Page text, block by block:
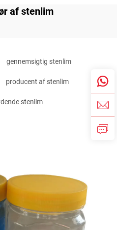
af stenlim
gennemsigtig stenlim
producent af stenlim
stenlim